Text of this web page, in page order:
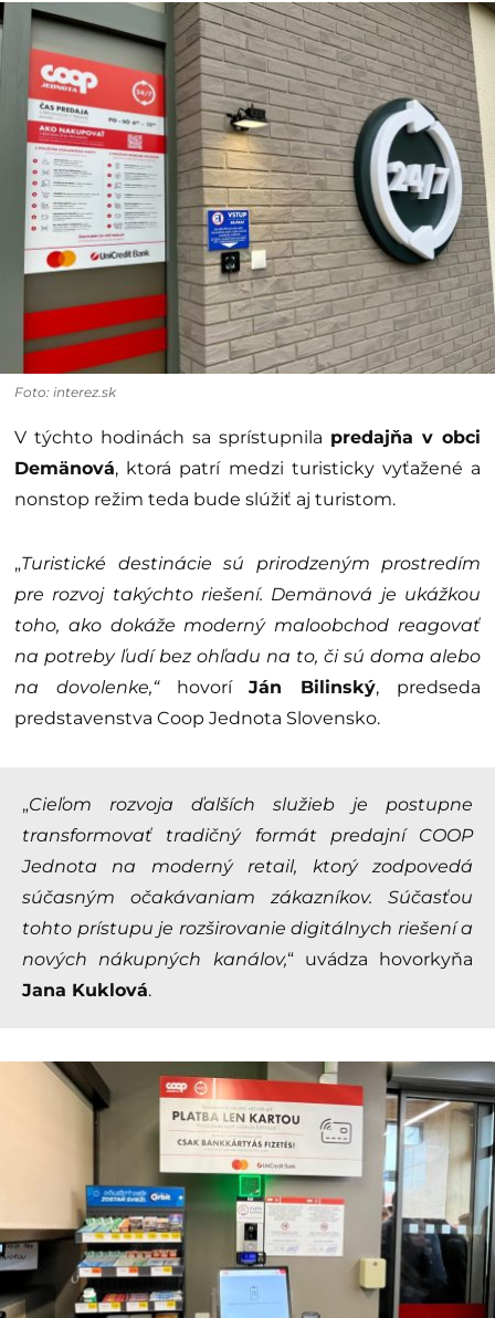
Foto: interez.sk
V týchto hodinách sa sprístupnila predajňa v obci
Demänová, ktorá patrí medzi turisticky vyťažené a
nonstop režim teda bude slúžiť aj turistom.
„Turistické destinácie sú prirodzeným prostredím
pre rozvoj takýchto riešení. Demänová je ukážkou
toho, ako dokáže moderný maloobchod reagovať
na potreby ľudí bez ohľadu na to, či sú doma alebo
na dovolenke,“hovoríJán Bilinský, predseda
predstavenstva Coop Jednota Slovensko.
„Cieľom rozvoja ďalších služieb je postupne
transformovať tradičný formát predajní COOP
Jednota na moderný retail, ktorý zodpovedá
súčasným očakávaniam zákazníkov. Súčasťou
tohto prístupu je rozširovanie digitálnych riešení a
nových nákupných kanálov,“ uvádza hovorkyňa
Jana Kuklová.